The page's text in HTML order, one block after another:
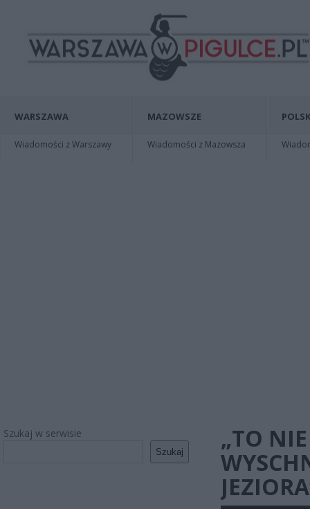
WARSZAWA
Wiadomości z Warszawy
MAZOWSZE
Wiadomości z Mazowsza
Szukaj w serwisie
Szukaj
„TO